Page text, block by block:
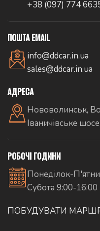
+38 (097) 774
ПОШТА EMAIL
info@ddcar.in.ua
sales@ddcar.in.ua
АДРЕСА
Нововолинськ,
Іваничівське
РОБОЧІ ГОДИНИ
Понеділок-
Субота 9:00-16:00
ПОБУДУВАТИ